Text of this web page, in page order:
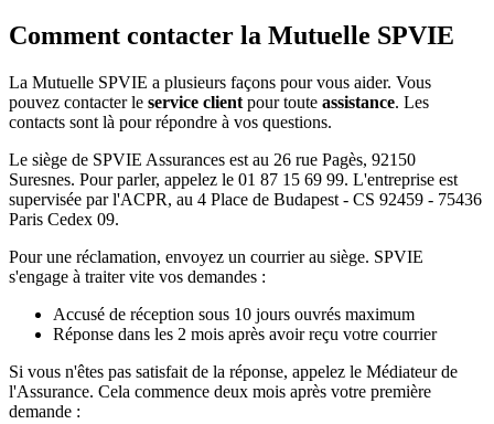
Comment contacter la Mutuelle SPVIE
La Mutuelle SPVIE a plusieurs façons pour vous aider. Vous
pouvez contacter le service client pour toute assistance. Les
contacts sont là pour répondre à vos questions.
Le siège de SPVIE Assurances est au 26 rue Pagès, 92150
Suresnes. Pour parler, appelez le 01 87 15 69 99. L'entreprise est
supervisée par l'ACPR, au 4 Place de Budapest - CS 92459 - 75436
Paris Cedex 09.
Pour une réclamation, envoyez un courrier au siège. SPVIE
s'engage à traiter vite vos demandes :
Accusé de réception sous 10 jours ouvrés maximum
Réponse dans les 2 mois après avoir reçu votre courrier
Si vous n'êtes pas satisfait de la réponse, appelez le Médiateur de
l'Assurance. Cela commence deux mois après votre première
demande :